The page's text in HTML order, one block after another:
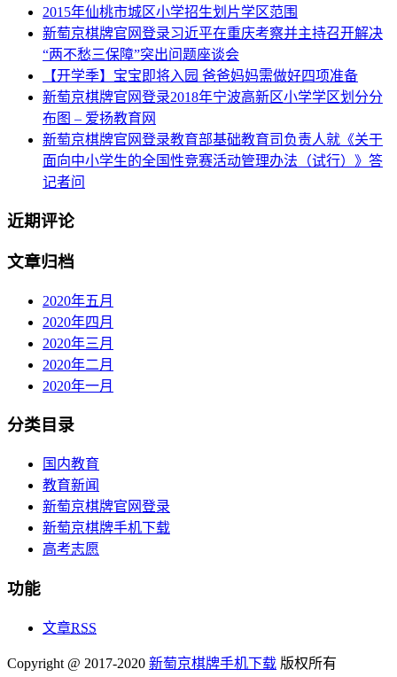
2015年仙桃市城区小学招生划片学区范围
新萄京棋牌官网登录习近平在重庆考察并主持召开解决
“两不愁三保障”突出问题座谈会
【开学季】宝宝即将入园 爸爸妈妈需做好四项准备
新萄京棋牌官网登录2018年宁波高新区小学学区划分分
布图 – 爱扬教育网
新萄京棋牌官网登录教育部基础教育司负责人就《关于
面向中小学生的全国性竞赛活动管理办法（试行）》答
记者问
近期评论
文章归档
2020年五月
2020年四月
2020年三月
2020年二月
2020年一月
分类目录
国内教育
教育新闻
新萄京棋牌官网登录
新萄京棋牌手机下载
高考志愿
功能
文章RSS
Copyright @ 2017-2020 新萄京棋牌手机下载 版权所有